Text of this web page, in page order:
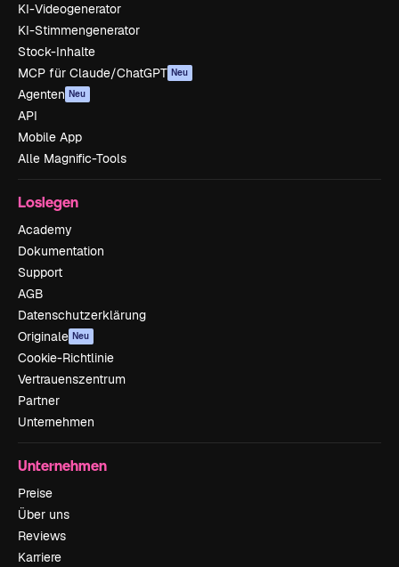
KI-Videogenerator
KI-Stimmengenerator
Stock-Inhalte
MCP für Claude/ChatGPT Neu
Agenten Neu
API
Mobile App
Alle Magnific-Tools
Loslegen
Academy
Dokumentation
Support
AGB
Datenschutzerklärung
Originale Neu
Cookie-Richtlinie
Vertrauenszentrum
Partner
Unternehmen
Unternehmen
Preise
Über uns
Reviews
Karriere